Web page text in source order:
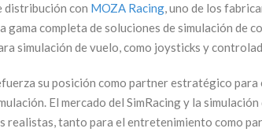
distribución con MOZA Racing, uno de los
gama completa de soluciones de simulación
simulación de vuelo, como joysticks y
su posición como partner estratégico
El mercado del SimRacing y la
realistas, tanto para el entretenimiento como